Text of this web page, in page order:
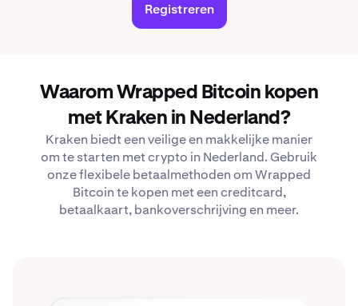
Registreren
Waarom Wrapped Bitcoin kopen
met Kraken in Nederland?
Kraken biedt een veilige en makkelijke manier
om te starten met crypto in Nederland. Gebruik
onze flexibele betaalmethoden om Wrapped
Bitcoin te kopen met een creditcard,
betaalkaart, bankoverschrijving en meer.